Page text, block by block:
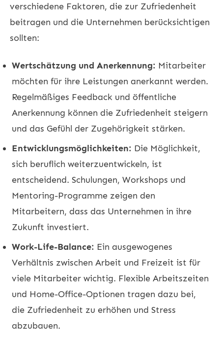
verschiedene Faktoren, die zur Zufriedenheit
beitragen und die Unternehmen berücksichtigen
sollten:
Wertschätzung und Anerkennung: Mitarbeiter
möchten für ihre Leistungen anerkannt werden.
Regelmäßiges Feedback und öffentliche
Anerkennung können die Zufriedenheit steigern
und das Gefühl der Zugehörigkeit stärken.
Entwicklungsmöglichkeiten: Die Möglichkeit,
sich beruflich weiterzuentwickeln, ist
entscheidend. Schulungen, Workshops und
Mentoring-Programme zeigen den
Mitarbeitern, dass das Unternehmen in ihre
Zukunft investiert.
Work-Life-Balance: Ein ausgewogenes
Verhältnis zwischen Arbeit und Freizeit ist für
viele Mitarbeiter wichtig. Flexible Arbeitszeiten
und Home-Office-Optionen tragen dazu bei,
die Zufriedenheit zu erhöhen und Stress
abzubauen.